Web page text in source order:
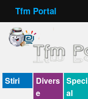
Tfm Portal
Forum
Felicitari animate
Virtual Cards
Stiri
Divers
e
Speci
al